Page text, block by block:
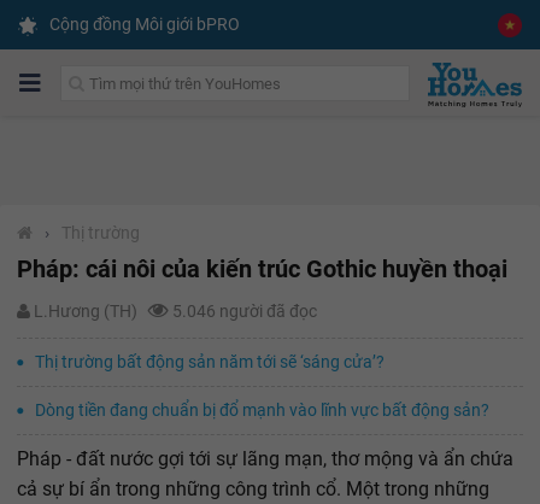
Cộng đồng Môi giới bPRO
› Thị trường
Pháp: cái nôi của kiến trúc Gothic huyền thoại
L.Hương (TH) 5.046 người đã đọc
Thị trường bất động sản năm tới sẽ ‘sáng cửa’?
Dòng tiền đang chuẩn bị đổ mạnh vào lĩnh vực bất động sản?
Pháp - đất nước gợi tới sự lãng mạn, thơ mộng và ẩn chứa
cả sự bí ẩn trong những công trình cổ. Một trong những